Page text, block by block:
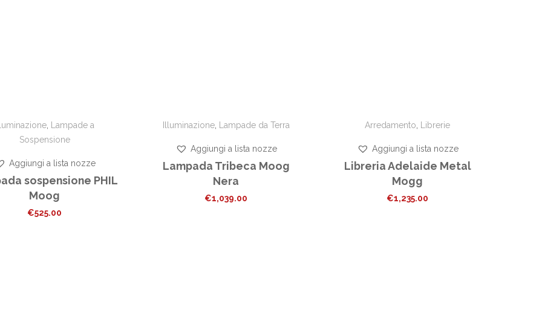
, Lampade a
Sospensione
Aggiungi a lista nozze
sospensione PHIL
Moog
€525.00
Illuminazione, Lampade da Terra
Aggiungi a lista nozze
Lampada Tribeca Moog
Nera
€1,039.00
Arredamento, Librerie
Aggiungi a lista nozze
Libreria Adelaide Metal
Mogg
€1,235.00